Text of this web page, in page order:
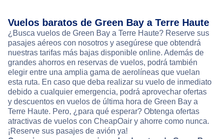
Vuelos baratos de Green Bay a Terre Haute
¿Busca vuelos de Green Bay a Terre Haute? Reserve sus
pasajes aéreos con nosotros y asegúrese que obtendrá
nuestras tarifas más bajas disponible online. Además de
grandes ahorros en reservas de vuelos, podrá también
elegir entre una amplia gama de aerolíneas que vuelan
esta ruta. En caso que deba realizar su vuelo de inmediato
debido a cualquier emergencia, podrá aprovechar ofertas
y descuentos en vuelos de última hora de Green Bay a
Terre Haute. Pero, ¿para qué esperar? Obtenga ofertas
atractivas de vuelos con CheapOair y ahorre como nunca.
¡Reserve sus pasajes de avión ya!